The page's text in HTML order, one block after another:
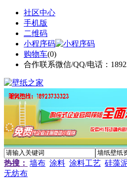
社区中心
手机版
二维码
小程序码
购物车(0)
合作联系微信/QQ/电话：
热搜： 墙布 涂料 涂料工艺 硅藻
无纺布